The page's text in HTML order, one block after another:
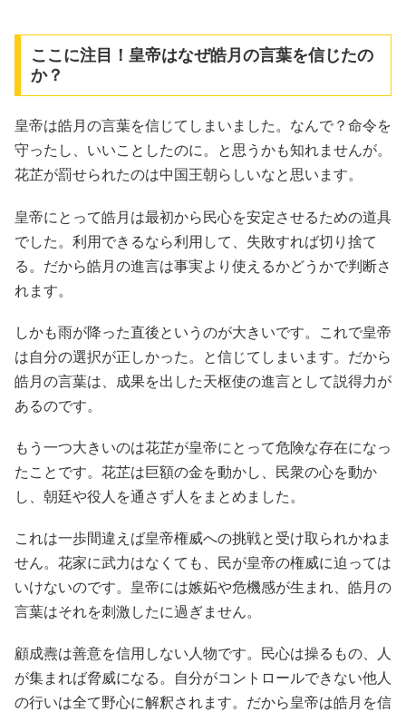
ここに注目！皇帝はなぜ皓月の言葉を信じたの
か？
皇帝は皓月の言葉を信じてしまいました。なんで？命令を
守ったし、いいことしたのに。と思うかも知れませんが。
花芷が罰せられたのは中国王朝らしいなと思います。
皇帝にとって皓月は最初から民心を安定させるための道具
でした。利用できるなら利用して、失敗すれば切り捨て
る。だから皓月の進言は事実より使えるかどうかで判断さ
れます。
しかも雨が降った直後というのが大きいです。これで皇帝
は自分の選択が正しかった。と信じてしまいます。だから
皓月の言葉は、成果を出した天枢使の進言として説得力が
あるのです。
もう一つ大きいのは花芷が皇帝にとって危険な存在になっ
たことです。花芷は巨額の金を動かし、民衆の心を動か
し、朝廷や役人を通さず人をまとめました。
これは一歩間違えば皇帝権威への挑戦と受け取られかねま
せん。花家に武力はなくても、民が皇帝の権威に迫っては
いけないのです。皇帝には嫉妬や危機感が生まれ、皓月の
言葉はそれを刺激したに過ぎません。
顧成燾は善意を信用しない人物です。民心は操るもの、人
が集まれば脅威になる。自分がコントロールできない他人
の行いは全て野心に解釈されます。だから皇帝は皓月を信